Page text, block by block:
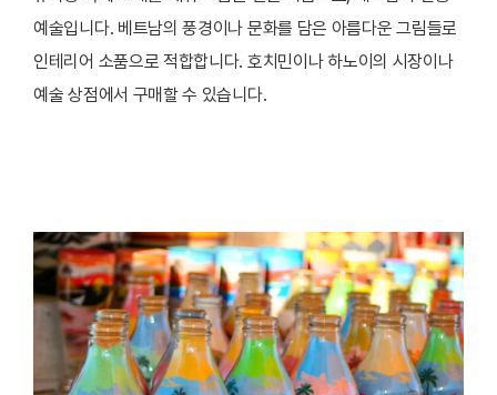
예술입니다. 베트남의 풍경이나 문화를 담은 아름다운 그림들로
인테리어 소품으로 적합합니다. 호치민이나 하노이의 시장이나
예술 상점에서 구매할 수 있습니다.